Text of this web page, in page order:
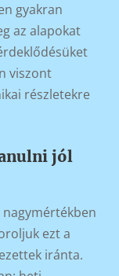
gyakran
az alapokat
viszont
részletekre
jól
ezt a
iránta.